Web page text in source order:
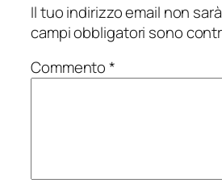
Il tuo indirizzo email non
campi obbligatori sono
Commento*